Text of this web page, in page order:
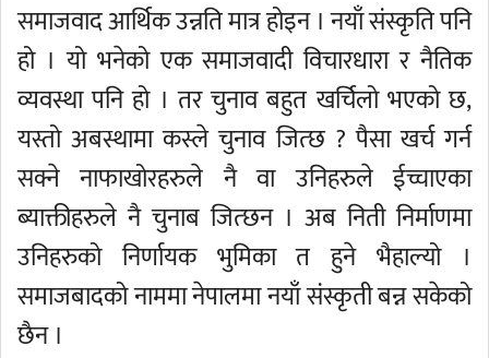
समाजवाद आर्थिक उन्नति मात्र होइन । नयाँ संस्कृति पनि
हो । यो भनेको एक समाजवादी विचारधारा र नैतिक
व्यवस्था पनि हो । तर चुनाव बहुत खर्चिलो भएको छ,
यस्तो अबस्थामा कस्ले चुनाव जित्छ ? पैसा खर्च गर्न
सक्ने नाफाखोरहरुले नै वा उनिहरुले ईच्चाएका
ब्याक्तीहरुले नै चुनाब जित्छन । अब निती निर्माणमा
उनिहरुको निर्णायक भुमिका त हुने भैहाल्यो ।
समाजबादको नाममा नेपालमा नयाँ संस्कृती बन्न सकेको
छैन ।